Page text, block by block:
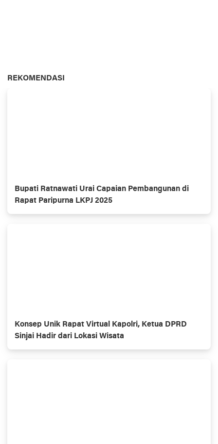
REKOMENDASI
Bupati Ratnawati Urai Capaian Pembangunan di
Rapat Paripurna LKPJ 2025
Konsep Unik Rapat Virtual Kapolri, Ketua DPRD
Sinjai Hadir dari Lokasi Wisata